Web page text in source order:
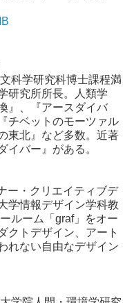
科学研究科博士課程満
研究所所長。人類学
』、『アースダイバ
チベットのモーツァル
東北』など多数。近著
イバー』がある。
ー・クリエイティブデ
学情報デザイン学科教
ルーム「graf」をオー
クトデザイン、アート
れない自由なデザイン